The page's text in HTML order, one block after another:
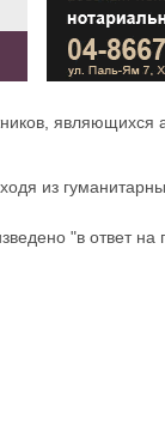
из
"в ответ на